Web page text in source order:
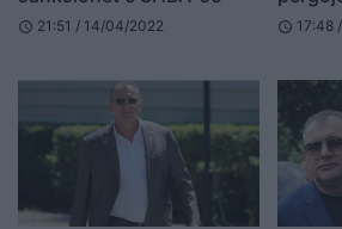
schedule 21:51 / 14/04/2022
por ai
schedule 17:48